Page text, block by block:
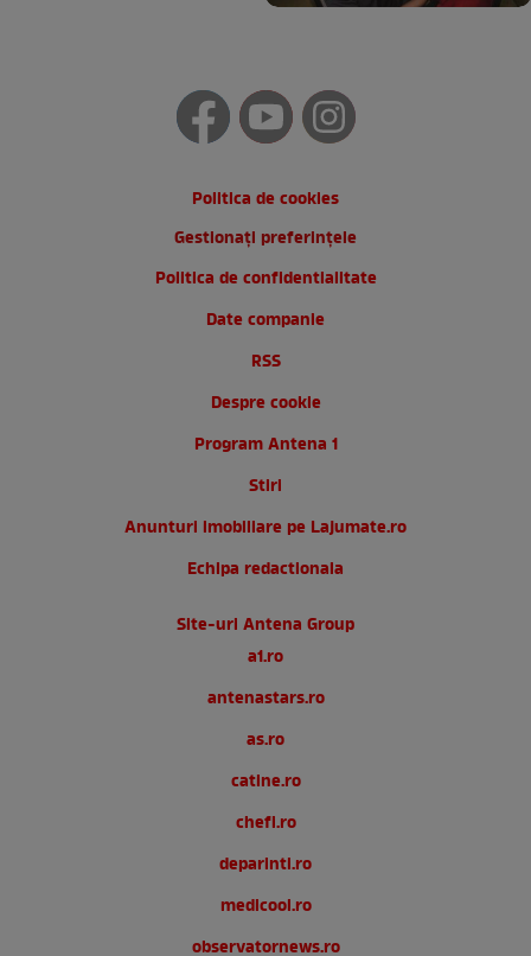
Politica de cookies
Gestionați preferințele
Politica de confidentialitate
Date companie
RSS
Despre cookie
Program Antena 1
Stiri
Anunturi imobiliare pe Lajumate.ro
Echipa redactionala
Site-uri Antena Group
a1.ro
antenastars.ro
as.ro
catine.ro
chefi.ro
deparinti.ro
medicool.ro
observatornews.ro